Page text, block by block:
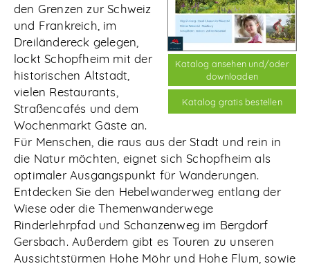
Katalog ansehen und/oder
downloaden
Katalog gratis bestellen
den Grenzen zur Schweiz
und Frankreich, im
Dreiländereck gelegen,
lockt Schopfheim mit der
historischen Altstadt,
vielen Restaurants,
Straßencafés und dem
Wochenmarkt Gäste an.
Für Menschen, die raus aus der Stadt und rein in
die Natur möchten, eignet sich Schopfheim als
optimaler Ausgangspunkt für Wanderungen.
Entdecken Sie den Hebelwanderweg entlang der
Wiese oder die Themenwanderwege
Rinderlehrpfad und Schanzenweg im Bergdorf
Gersbach. Außerdem gibt es Touren zu unseren
Aussichtstürmen Hohe Möhr und Hohe Flum, sowie